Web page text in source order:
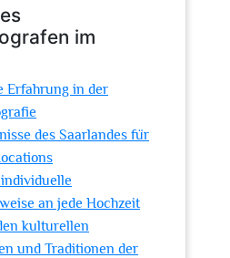
im
Erfahrung in der
des Saarlandes für
an jede Hochzeit
kulturellen
und Traditionen der